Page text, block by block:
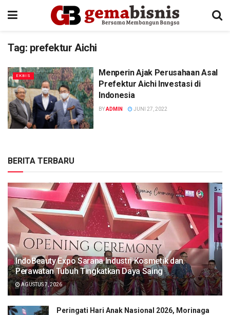
Tag: prefektur Aichi
EKBIS
Menperin Ajak Perusahaan Asal
Prefektur Aichi Investasi di
Indonesia
BYADMIN JUNI 27, 2022
BERITA TERBARU
IndoBeauty Expo Sarana Industri Kosmetik dan
Perawatan Tubuh Tingkatkan Daya Saing
AGUSTUS 7, 2026
Peringati Hari Anak Nasional 2026, Morinaga